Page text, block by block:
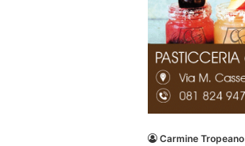
Carmine Tropeano